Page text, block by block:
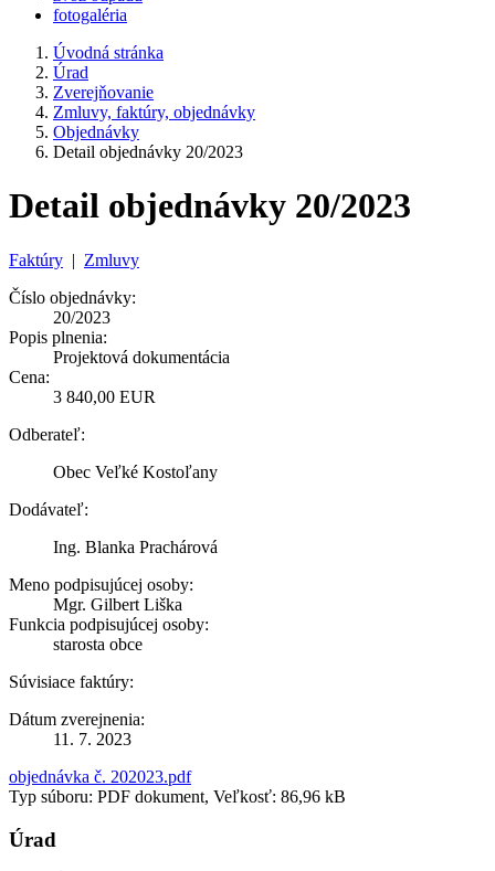
fotogaléria
Úvodná stránka
Úrad
Zverejňovanie
Zmluvy, faktúry, objednávky
Objednávky
Detail objednávky 20/2023
Detail objednávky 20/2023
Faktúry | Zmluvy
Číslo objednávky:
20/2023
Popis plnenia:
Projektová dokumentácia
Cena:
3 840,00 EUR
Odberateľ:
Obec Veľké Kostoľany
Dodávateľ:
Ing. Blanka Prachárová
Meno podpisujúcej osoby:
Mgr. Gilbert Liška
Funkcia podpisujúcej osoby:
starosta obce
Súvisiace faktúry:
Dátum zverejnenia:
11. 7. 2023
objednávka č. 202023.pdf
Typ súboru: PDF dokument, Veľkosť: 86,96 kB
Úrad